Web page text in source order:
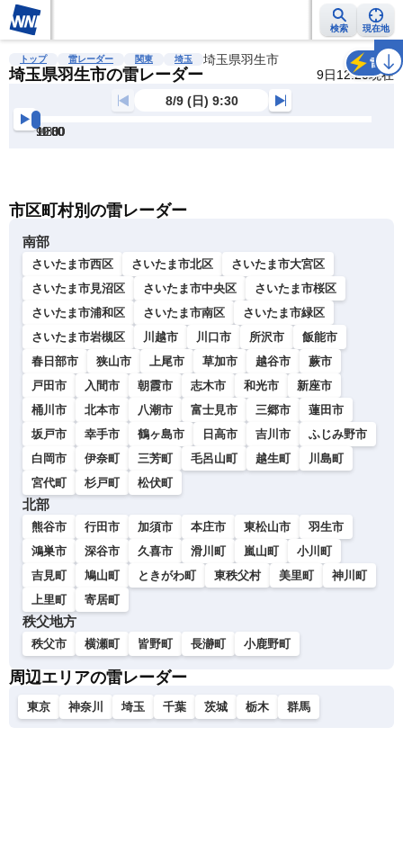
検索 現在地
雨雲レーダー 台風情報 地震情報 警報・注意報 2週間天気 ラ
トップ 雷レーダー 関東 埼玉 埼玉県羽生市
埼玉県羽生市の雷レーダー 9日12:20現在
雷
8/9 (日) 9:30
9:30
10:00
10:30
11:00
11:30
12:00
市区町村別の雷レーダー
南部
さいたま市西区 さいたま市北区
さいたま市大宮区
さいたま市見沼区
さいたま市中央区
さいたま市桜区
さいたま市浦和区
さいたま市南区
さいたま市緑区
さいたま市岩槻区
川越市 川口市 所沢市
飯能市
春日部市
狭山市 上尾市 草加市 越谷市
蕨市
戸田市
入間市 朝霞市 志木市 和光市
新座市
桶川市
北本市 八潮市 富士見市 三郷市
蓮田市
坂戸市
幸手市 鶴ヶ島市 日高市 吉川市
ふじみ野市
白岡市
伊奈町 三芳町 毛呂山町 越生町
川島町
宮代町
杉戸町 松伏町
北部
熊谷市 行田市 加須市 本庄市 東松山市
羽生市
鴻巣市
深谷市 久喜市 滑川町 嵐山町
小川町
吉見町
鳩山町 ときがわ町 東秩父村 美里町
神川町
上里町
寄居町
秩父地方
秩父市 横瀬町 皆野町 長瀞町 小鹿野町
周辺エリアの雷レーダー
東京 神奈川 埼玉 千葉 茨城 栃木 群馬